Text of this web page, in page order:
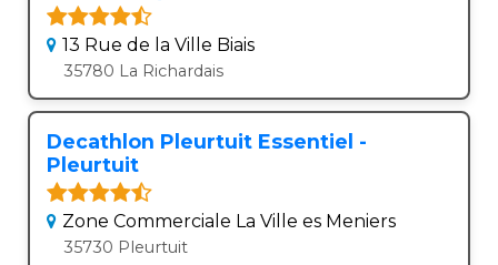
13 Rue de la Ville Biais
35780 La Richardais
Decathlon Pleurtuit Essentiel -
Pleurtuit
Zone Commerciale La Ville es Meniers
35730 Pleurtuit